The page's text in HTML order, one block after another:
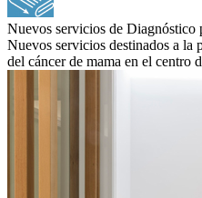
Nuevos servicios de Diagnóstico
Nuevos servicios destinados a la
del cáncer de mama en el centro